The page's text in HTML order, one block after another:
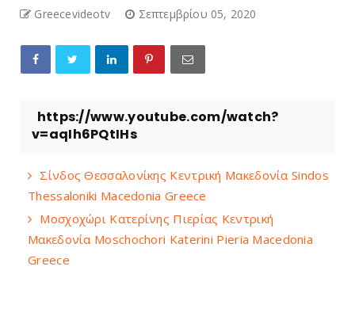
Greecevideotv Σεπτεμβρίου 05, 2020
https://www.youtube.com/watch?
v=aqIh6PQtIHs
Σίνδος Θεσσαλονίκης Κεντρική Μακεδονία Sindos
Thessaloniki Macedonia Greece
Μοσχοχώρι Κατερίνης Πιερίας Κεντρική
Μακεδονία Moschochori Katerini Pieria Macedonia
Greece